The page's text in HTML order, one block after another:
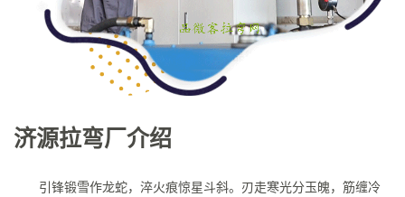
济源拉弯厂介绍
引锋锻雪作龙蛇，淬火痕惊星斗斜。刃走寒光分玉魄，筋缠冷